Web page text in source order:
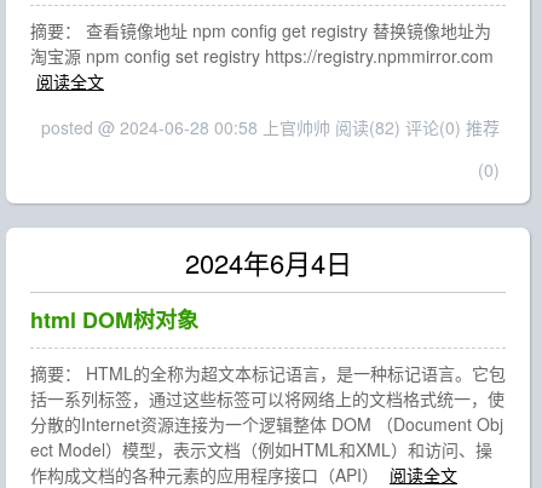
摘要： 查看镜像地址 npm config get registry 替换镜像地址为
淘宝源 npm config set registry https://registry.npmmirror.com
阅读全文
posted @ 2024-06-28 00:58 上官帅帅 阅读(82) 评论(0) 推荐
(0)
2024年6月4日
html DOM树对象
摘要： HTML的全称为超文本标记语言，是一种标记语言。它包
括一系列标签，通过这些标签可以将网络上的文档格式统一，使
分散的Internet资源连接为一个逻辑整体 DOM （Document Obj
ect Model）模型，表示文档（例如HTML和XML）和访问、操
作构成文档的各种元素的应用程序接口（API）
阅读全文